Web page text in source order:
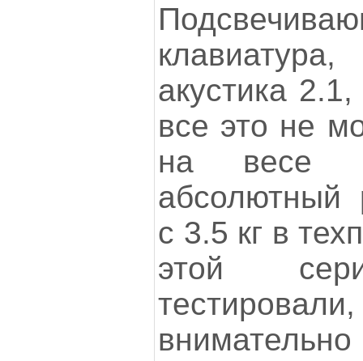
акустика
все это не
на весе
абсолютный
с 3.5 кг в
этой